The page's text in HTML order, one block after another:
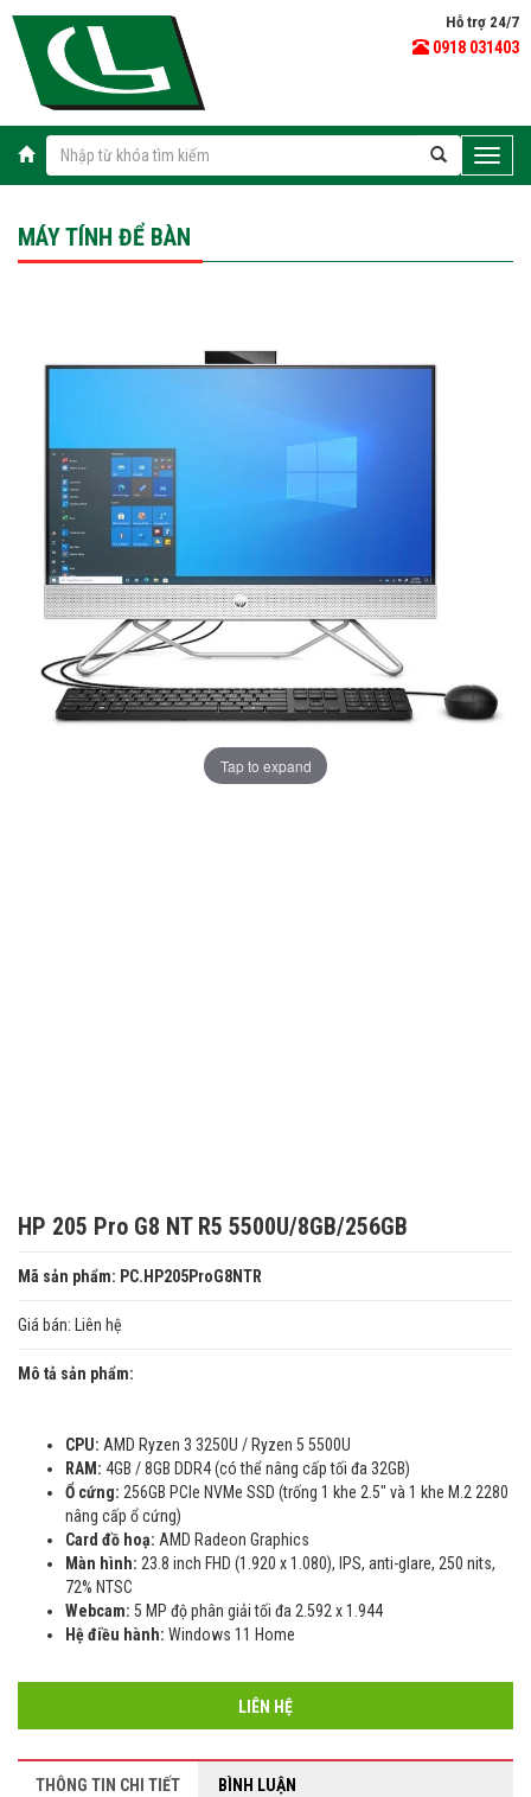
Hỗ trợ 24/7
0918 031403
Toggle
MÁY TÍNH ĐỂ BÀN
Tap to expand
HP 205 Pro G8 NT R5 5500U/8GB/256GB
Mã sản phẩm: PC.HP205ProG8NTR
Giá bán: Liên hệ
Mô tả sản phẩm:
CPU: AMD Ryzen 3 3250U / Ryzen 5 5500U
RAM: 4GB / 8GB DDR4 (có thể nâng cấp tối đa 32GB)
Ổ cứng: 256GB PCIe NVMe SSD (trống 1 khe 2.5″ và 1 khe M.2 2280
nâng cấp ổ cứng)
Card đồ hoạ: AMD Radeon Graphics
Màn hình: 23.8 inch FHD (1.920 x 1.080), IPS, anti-glare, 250 nits,
72% NTSC
Webcam: 5 MP độ phân giải tối đa 2.592 x 1.944
Hệ điều hành: Windows 11 Home
LIÊN HỆ
THÔNG TIN CHI TIẾT BÌNH LUẬN